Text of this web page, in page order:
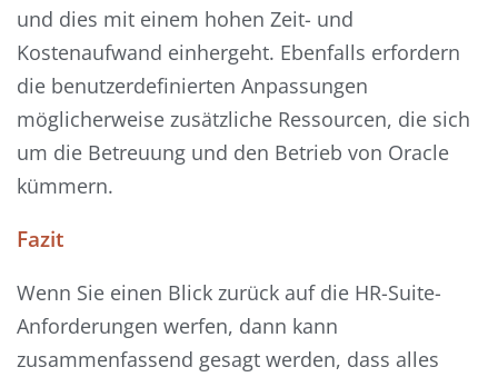
und dies mit einem hohen Zeit- und
Kostenaufwand einhergeht. Ebenfalls erfordern
die benutzerdefinierten Anpassungen
möglicherweise zusätzliche Ressourcen, die sich
um die Betreuung und den Betrieb von Oracle
kümmern.
Fazit
Wenn Sie einen Blick zurück auf die HR-Suite-
Anforderungen werfen, dann kann
zusammenfassend gesagt werden, dass alles